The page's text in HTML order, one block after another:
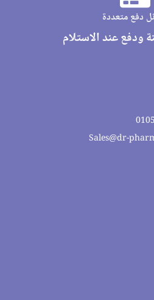
دفع متعددة
ودفع عند الاستلام
Sales@dr-